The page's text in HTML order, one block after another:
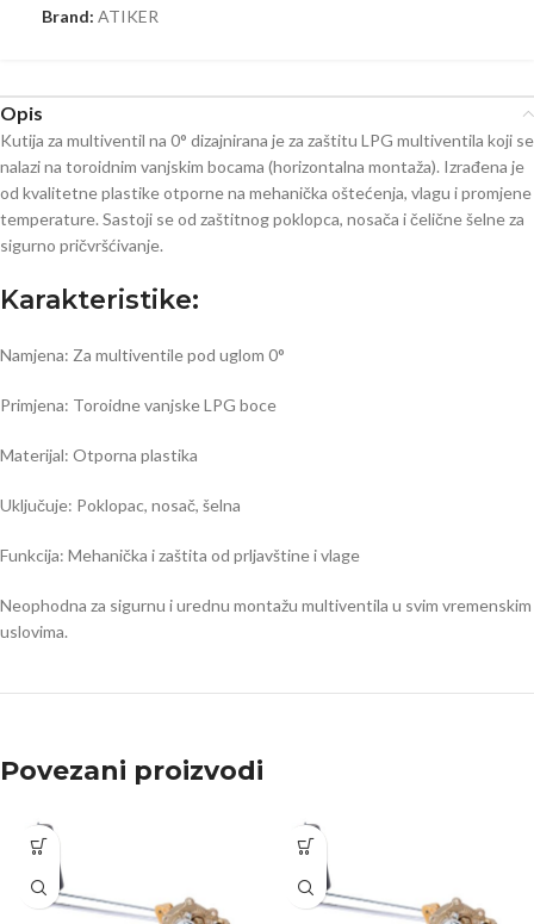
Brand: ATIKER
Opis
Kutija za multiventil na 0° dizajnirana je za zaštitu LPG multiventila koji se
nalazi na toroidnim vanjskim bocama (horizontalna montaža). Izrađena je
od kvalitetne plastike otporne na mehanička oštećenja, vlagu i promjene
temperature. Sastoji se od zaštitnog poklopca, nosača i čelične šelne za
sigurno pričvršćivanje.
Karakteristike:
Namjena: Za multiventile pod uglom 0°
Primjena: Toroidne vanjske LPG boce
Materijal: Otporna plastika
Uključuje: Poklopac, nosač, šelna
Funkcija: Mehanička i zaštita od prljavštine i vlage
Neophodna za sigurnu i urednu montažu multiventila u svim vremenskim
uslovima.
Povezani proizvodi